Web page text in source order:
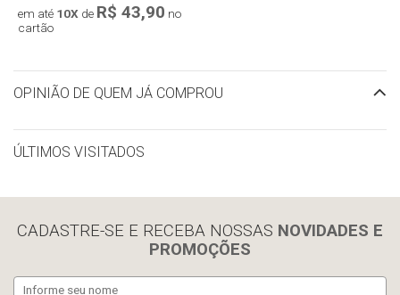
em até 10X de R$ 43,90 no
cartão
OPINIÃO DE QUEM JÁ COMPROU
ÚLTIMOS VISITADOS
CADASTRE-SE E RECEBA NOSSAS NOVIDADES E
PROMOÇÕES